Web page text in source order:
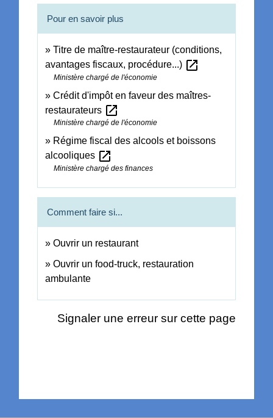
Pour en savoir plus
Titre de maître-restaurateur (conditions,
avantages fiscaux, procédure...) open_in_new
Ministère chargé de l'économie
Crédit d'impôt en faveur des maîtres-
restaurateurs open_in_new
Ministère chargé de l'économie
Régime fiscal des alcools et boissons
alcooliques open_in_new
Ministère chargé des finances
Comment faire si...
Ouvrir un restaurant
Ouvrir un food-truck, restauration
ambulante
Signaler une erreur sur cette page